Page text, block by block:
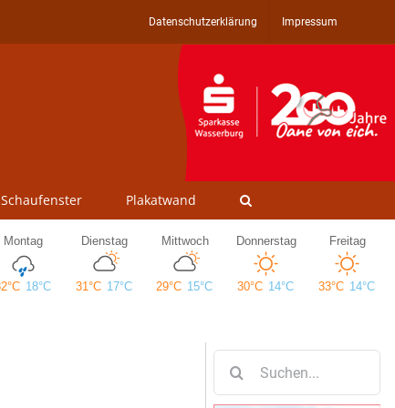
Datenschutzerklärung Impressum
Schaufenster Plakatwand
nach: